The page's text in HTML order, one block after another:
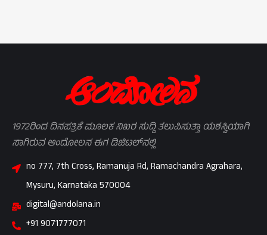
1972ರಿಂದ ದಿನಪತ್ರಿಕೆ ಮೂಲಕ ನಿಖರ ಸುದ್ದಿ ತಲುಪಿಸುತ್ತಾ ಯಶಸ್ವಿಯಾಗಿ
ಸಾಗಿರುವ ಆಂದೋಲನ ಈಗ ಡಿಜಿಟಲ್‌ನಲ್ಲಿ
no 777, 7th Cross, Ramanuja Rd, Ramachandra Agrahara,
Mysuru, Karnataka 570004
digital@andolana.in
+91 9071777071